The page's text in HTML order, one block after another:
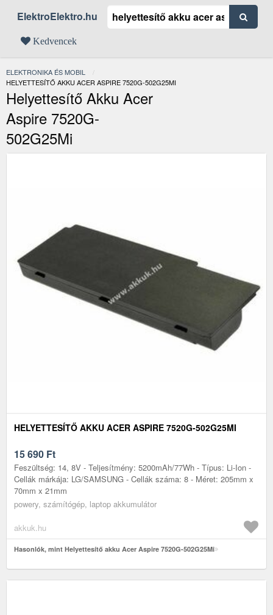
ElektroElektro.hu
Kedvencek
ELEKTRONIKA ÉS MOBIL
JELENLEGI:
HELYETTESÍTŐ AKKU ACER ASPIRE 7520G-502G25MI
Helyettesítő Akku Acer
Aspire 7520G-
502G25Mi
HELYETTESÍTŐ AKKU ACER ASPIRE 7520G-502G25MI
15 690 Ft
Feszültség: 14, 8V - Teljesítmény: 5200mAh/77Wh - Típus: Li-Ion -
Cellák márkája: LG/SAMSUNG - Cellák száma: 8 - Méret: 205mm x
70mm x 21mm
powery, számítógép, laptop akkumulátor
akkuk.hu
Hasonlók, mint Helyettesítő akku Acer Aspire 7520G-502G25Mi